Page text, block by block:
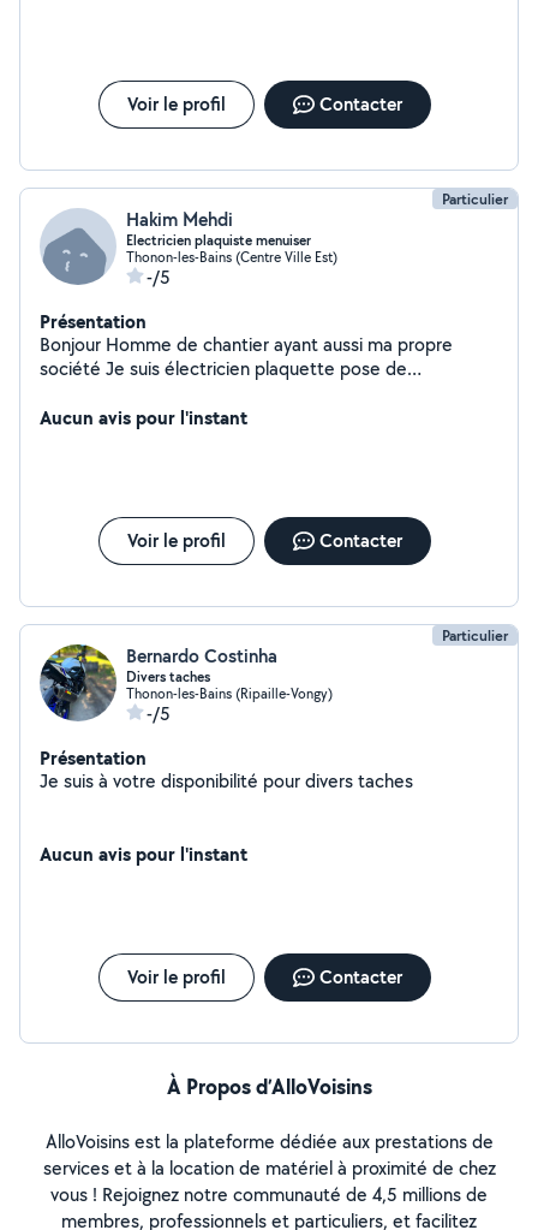
Voir le profil Contacter
Particulier
Hakim Mehdi
Electricien plaquiste menuiser
Thonon-les-Bains (Centre Ville Est)
-/5
Présentation
Bonjour Homme de chantier ayant aussi ma propre
société Je suis électricien plaquette pose de
creation douche italienne etc
Aucun avis pour l'instant
Voir le profil Contacter
Particulier
Bernardo Costinha
Divers taches
Thonon-les-Bains (Ripaille-Vongy)
-/5
Présentation
Je suis à votre disponibilité pour divers taches
Aucun avis pour l'instant
Voir le profil Contacter
À Propos d’AlloVoisins
AlloVoisins est la plateforme dédiée aux prestations de
services et à la location de matériel à proximité de chez
vous ! Rejoignez notre communauté de 4,5 millions de
membres, professionnels et particuliers, et facilitez